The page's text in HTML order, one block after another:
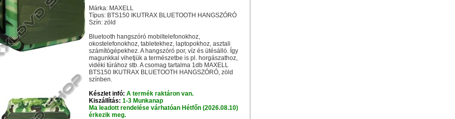
Márka: MAXELL
Típus: BTS150 IKUTRAX BLUETOOTH HANGSZÓRÓ
Szín: zöld
Bluetooth hangszóró mobiltelefonokhoz,
okostelefonokhoz, tabletekhez, laptopokhoz, asztali
számítógépekhez. A hangszóró por, víz és ütésálló. Így
magunkkal vihetjük a természetbe is pl. horgászathoz,
vidéki túrához stb. A csomag tartalma 1db MAXELL
BTS150 IKUTRAX BLUETOOTH HANGSZÓRÓ, zöld
színben.
Készlet infó: A termék raktáron van.
Kiszállítás: 1-3 Munkanap
Ma leadott rendelése várhatóan Hétfőn (2026.08.10)
érkezik meg.